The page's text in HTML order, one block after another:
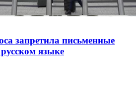
запретила письменные
языке